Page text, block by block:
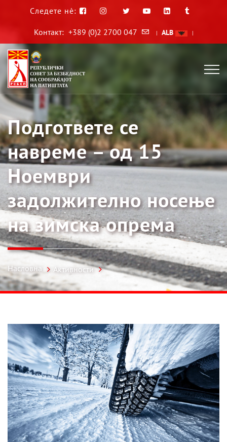
Следете нè:
Контакт: +389 (0)2 2700 047 | ALB |
Подгответе се
навреме – од 15
Ноември
задолжително носење
на зимска опрема
Насловна Активности